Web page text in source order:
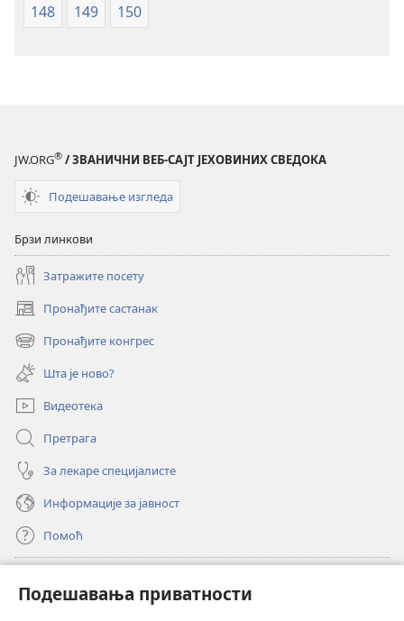
Подешавања приватности
148
149 150
JW.ORG® / ЗВАНИЧНИ ВЕБ-САЈТ ЈЕХОВИНИХ СВЕДОКА
Подешавање изгледа
Брзи линкови
Затражите посету
Пронађите састанак
(отвара
нови
прозор)
Пронађите конгрес
(отвара
нови
прозор)
Шта је ново?
Видеотека
Претрага
За лекаре специјалисте
Информације за јавност
Помоћ
(отвара
нови